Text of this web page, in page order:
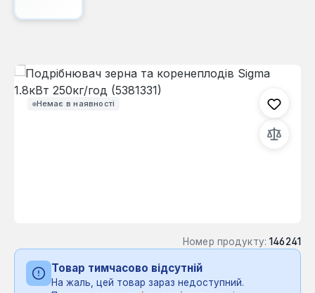
Немає в наявності
Пропустити галерею зображень
Номер продукту: 146241
Товар тимчасово відсутній
На жаль, цей товар зараз недоступний.